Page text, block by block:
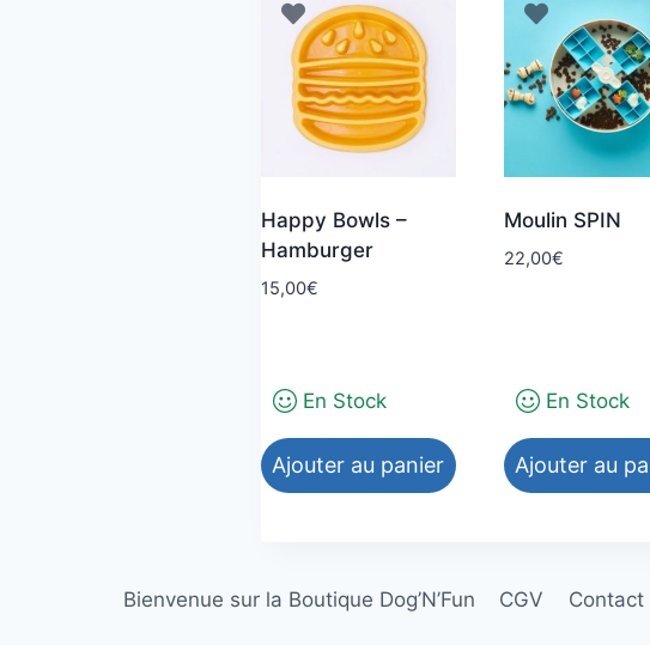
Happy Bowls –
Hamburger
15,00€
En Stock
Ajouter au panier
Moulin SPIN
22,00€
En Stock
Ajouter au
Bienvenue sur la Boutique Dog’N’Fun CGV Contact